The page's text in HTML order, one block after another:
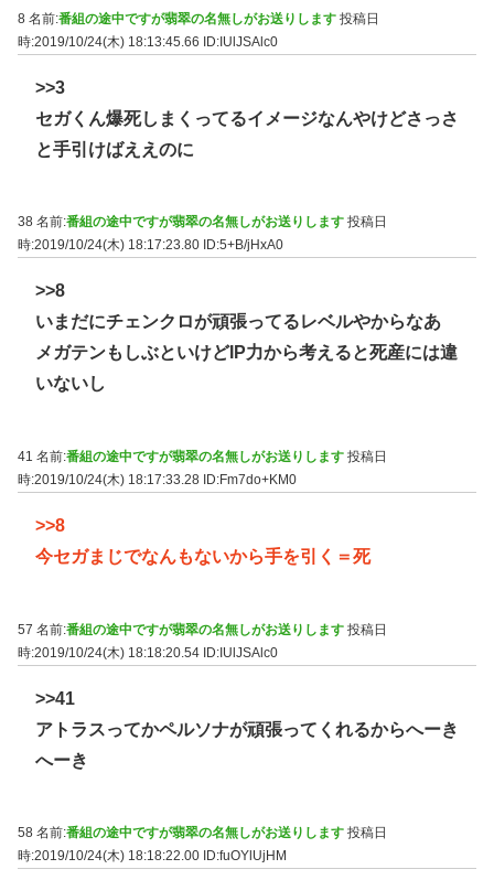
8 名前:番組の途中ですが翡翠の名無しがお送りします 投稿日
時:2019/10/24(木) 18:13:45.66 ID:IUlJSAlc0
>>3
セガくん爆死しまくってるイメージなんやけどさっさ
と手引けばええのに
38 名前:番組の途中ですが翡翠の名無しがお送りします 投稿日
時:2019/10/24(木) 18:17:23.80 ID:5+B/jHxA0
>>8
いまだにチェンクロが頑張ってるレベルやからなあ
メガテンもしぶといけどIP力から考えると死産には違
いないし
41 名前:番組の途中ですが翡翠の名無しがお送りします 投稿日
時:2019/10/24(木) 18:17:33.28 ID:Fm7do+KM0
>>8
今セガまじでなんもないから手を引く＝死
57 名前:番組の途中ですが翡翠の名無しがお送りします 投稿日
時:2019/10/24(木) 18:18:20.54 ID:IUlJSAlc0
>>41
アトラスってかペルソナが頑張ってくれるからへーき
へーき
58 名前:番組の途中ですが翡翠の名無しがお送りします 投稿日
時:2019/10/24(木) 18:18:22.00 ID:fuOYlUjHM